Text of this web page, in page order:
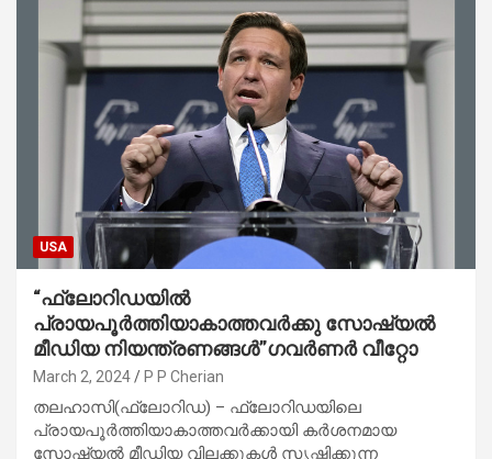
USA
“ഫ്ലോറിഡയിൽ
പ്രായപൂർത്തിയാകാത്തവർക്കു സോഷ്യൽ
മീഡിയ നിയന്ത്രണങ്ങൾ”ഗവർണർ വീറ്റോ
March 2, 2024 P P Cherian
തലഹാസി(ഫ്ലോറിഡ) – ഫ്ലോറിഡയിലെ
പ്രായപൂർത്തിയാകാത്തവർക്കായി കർശനമായ
സോഷ്യൽ മീഡിയ വിലക്കുകൾ സൃഷ്ടിക്കുന്ന